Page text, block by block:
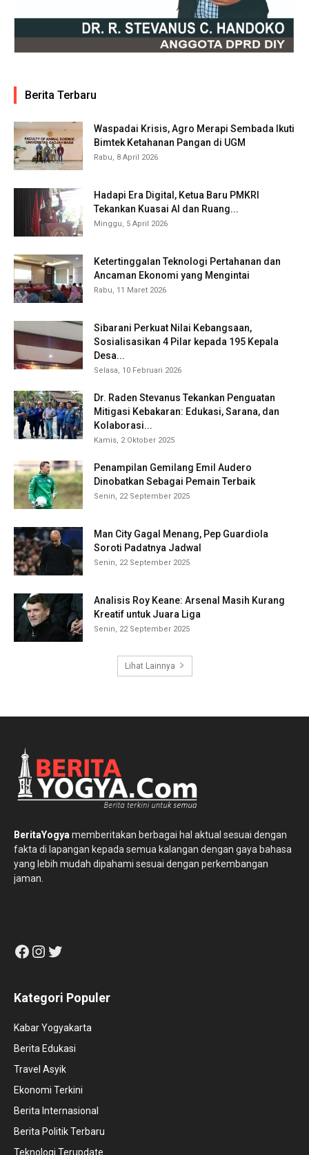
Berita Terbaru
Waspadai Krisis, Agro Merapi Sembada Ikuti
Bimtek Ketahanan Pangan di UGM
Rabu, 8 April 2026
Hadapi Era Digital, Ketua Baru PMKRI
Tekankan Kuasai AI dan Ruang...
Minggu, 5 April 2026
Ketertinggalan Teknologi Pertahanan dan
Ancaman Ekonomi yang Mengintai
Rabu, 11 Maret 2026
Sibarani Perkuat Nilai Kebangsaan,
Sosialisasikan 4 Pilar kepada 195 Kepala
Desa...
Selasa, 10 Februari 2026
Dr. Raden Stevanus Tekankan Penguatan
Mitigasi Kebakaran: Edukasi, Sarana, dan
Kolaborasi...
Kamis, 2 Oktober 2025
Penampilan Gemilang Emil Audero
Dinobatkan Sebagai Pemain Terbaik
Senin, 22 September 2025
Man City Gagal Menang, Pep Guardiola
Soroti Padatnya Jadwal
Senin, 22 September 2025
Analisis Roy Keane: Arsenal Masih Kurang
Kreatif untuk Juara Liga
Senin, 22 September 2025
Lihat Lainnya
BeritaYogya memberitakan berbagai hal aktual sesuai dengan
fakta di lapangan kepada semua kalangan dengan gaya bahasa
yang lebih mudah dipahami sesuai dengan perkembangan
jaman.
Facebook
Instagram
Twitter
Kategori Populer
Kabar Yogyakarta
Berita Edukasi
Travel Asyik
Ekonomi Terkini
Berita Internasional
Berita Politik Terbaru
Teknologi Terupdate